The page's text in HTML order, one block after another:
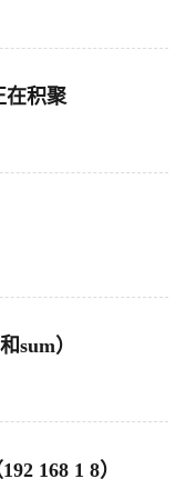
在积聚
sum）
168 1 8）